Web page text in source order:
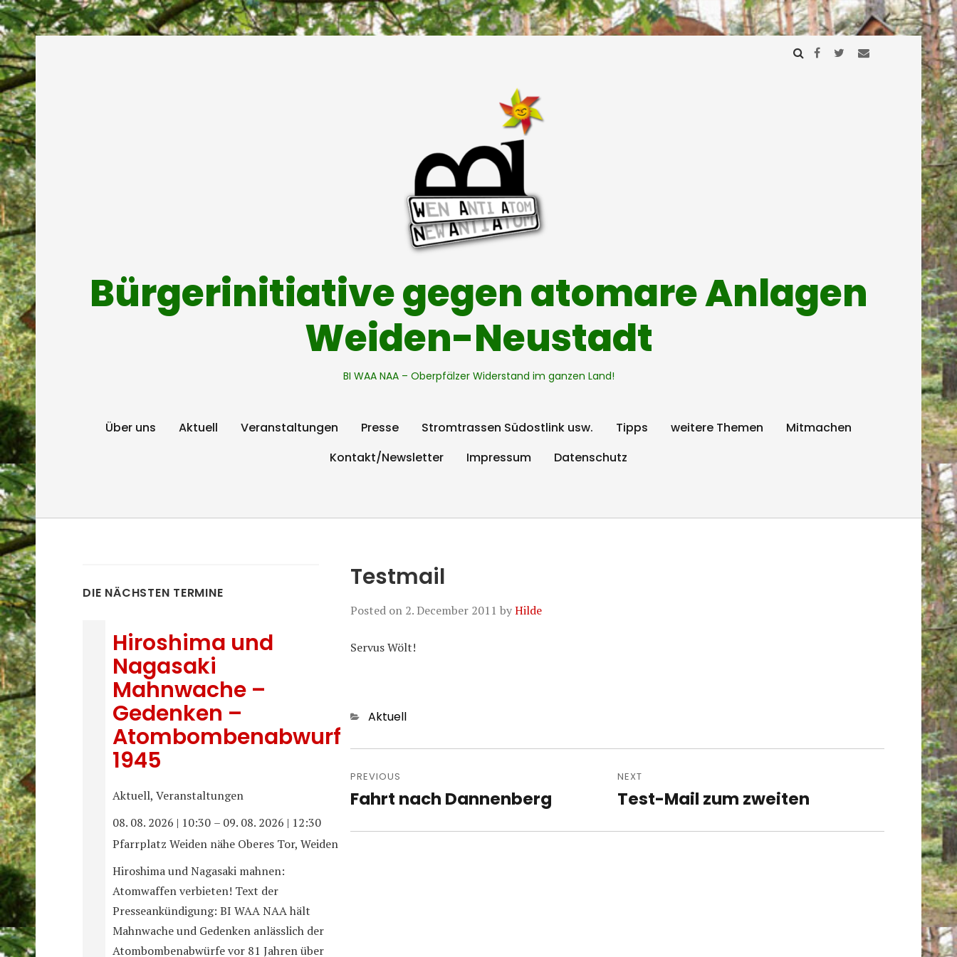
Bürgerinitiative gegen atomare Anlagen
Weiden-Neustadt
BI WAA NAA – Oberpfälzer Widerstand im ganzen Land!
Über uns Aktuell Veranstaltungen Presse Stromtrassen Südostlink usw. Tipps weitere Themen
Mitmachen
Kontakt/Newsletter
Impressum Datenschutz
Testmail
Posted on 2. December 2011 byHilde
Servus Wölt!
Categories
Aktuell
Post
navigation
PREVIOUS
Previous
Fahrt nach Dannenberg
NEXT
Next
Test-Mail zum zweiten
DIE NÄCHSTEN TERMINE
Hiroshima und
Nagasaki
Mahnwache –
Gedenken –
Atombombenabwurf
1945
Aktuell, Veranstaltungen
08. 08. 2026 | 10:30 – 09. 08. 2026 | 12:30
Pfarrplatz Weiden nähe Oberes Tor, Weiden
Hiroshima und Nagasaki mahnen:
Atomwaffen verbieten! Text der
Presseankündigung: BI WAA NAA hält
Mahnwache und Gedenken anlässlich der
Atombombenabwürfe vor 81 Jahren über